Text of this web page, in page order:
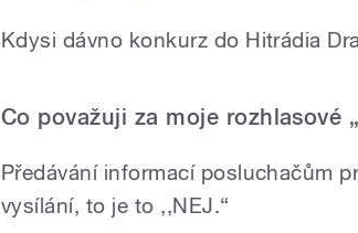
Kdysi dávno konkurz do Hitrádia
Co považuji za moje rozhlasové
Předávání informací posluchačům
vysílání, to je to ,,NEJ.“